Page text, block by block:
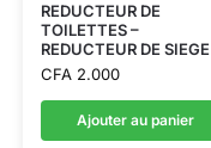
REDUCTEUR DE
TOILETTES –
REDUCTEUR DE SIEGE
CFA2.000
Ajouter au panier